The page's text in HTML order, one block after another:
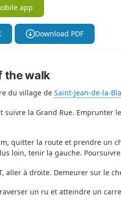
app
Download PDF
the walk
du village de Saint-Jean-de-la-
suivre la Grand Rue. Emprunter
quitter la route et prendre un
loin, tenir la gauche.
aller à droite. Demeurer sur le
un ru et atteindre un